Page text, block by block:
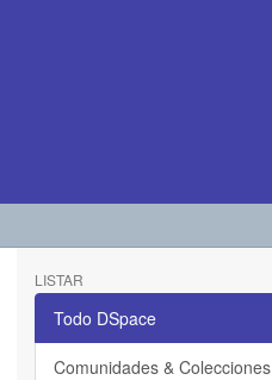
LISTAR
Todo DSpace
Comunidades & Colecciones